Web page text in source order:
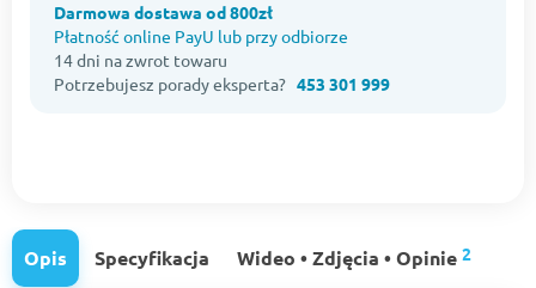
Darmowa dostawa od 800zł
Płatność online PayU lub przy odbiorze
14 dni na zwrot towaru
Potrzebujesz porady eksperta? 453 301 999
Opis Specyfikacja Wideo • Zdjęcia • Opinie 2